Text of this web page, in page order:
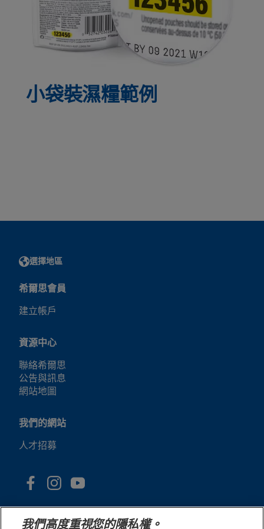
小袋裝濕糧範例
選擇地區
希爾思會員
建立帳戶
資源中心
聯絡希爾思
公告與訊息
網站地圖
我們的網站
人才招募
我們高度重視您的隱私權。